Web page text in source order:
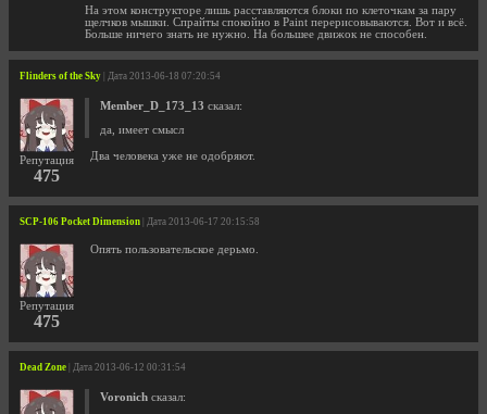
На этом конструкторе лишь расставляются блоки по клеточкам за пару
щелчков мышки. Спрайты спокойно в Paint перерисовываются. Вот и всё.
Больше ничего знать не нужно. На большее движок не способен.
Flinders of the Sky | Дата 2013-06-18 07:20:54
Репутация
475
Member_D_173_13 сказал:
да, имеет смысл
Два человека уже не одобряют.
SCP-106 Pocket Dimension | Дата 2013-06-17 20:15:58
Репутация
475
Опять пользовательское дерьмо.
Dead Zone | Дата 2013-06-12 00:31:54
Voronich сказал: